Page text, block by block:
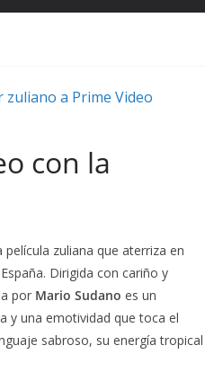
con la
película zuliana que aterriza en
Dirigida con cariño y
por Mario Sudano es un
y una emotividad que toca el
sabroso, su energía